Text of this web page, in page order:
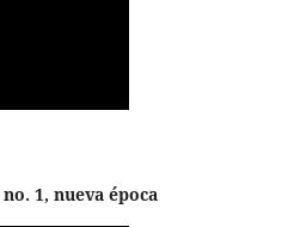
no. 1, nueva época